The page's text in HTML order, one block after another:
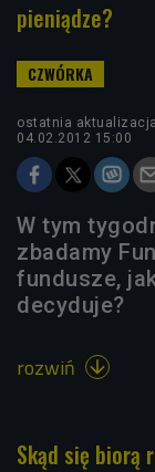
pieniądze?
ostatnia
04.02.2012 15:00
W tym
zbadamy
fundusze,
decyduje?
rozwiń 
Skąd się biorą